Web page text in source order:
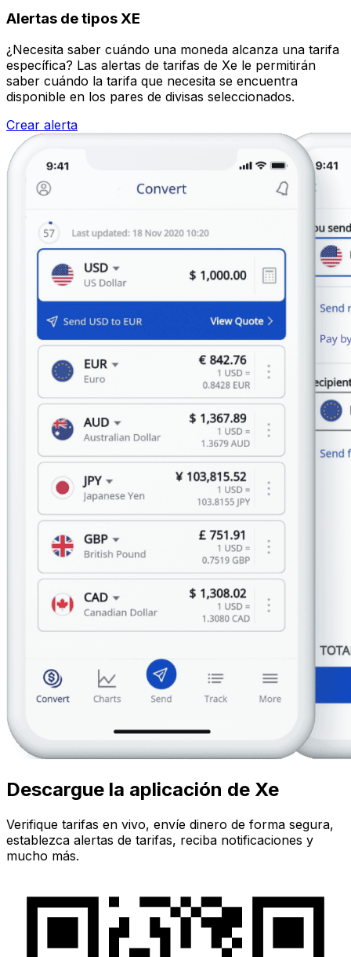
Alertas de tipos XE
¿Necesita saber cuándo una moneda alcanza una tarifa
específica? Las alertas de tarifas de Xe le permitirán
saber cuándo la tarifa que necesita se encuentra
disponible en los pares de divisas seleccionados.
Crear alerta
Descargue la aplicación de Xe
Verifique tarifas en vivo, envíe dinero de forma segura,
establezca alertas de tarifas, reciba notificaciones y
mucho más.